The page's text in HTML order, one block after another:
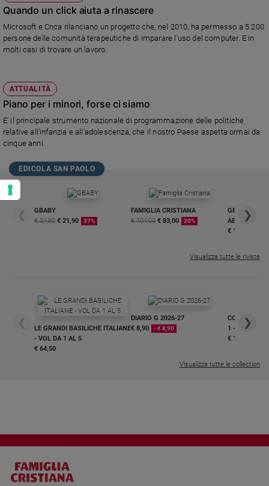
Quando un click aiuta a rinascere
Microsoft e Cnca rilanciano un progetto che, nel 2010, ha permesso a 5.200
persone delle comunità terapeutiche di imparare l'uso del computer. E in
molti casi di trovare un lavoro.
ATTUALITÀ
Piano per i minori, forse ci siamo
E' il principale strumento nazionale di programmazione delle politiche
relative all'infanzia e all'adolescenza, che il nostro Paese aspetta ormai da
cinque anni.
EDICOLA SAN PAOLO
❮
GBABY
€ 34,80 € 21,90 37%
FAMIGLIA CRISTIANA
€ 104,00 € 83,00 20%
GBABY
€ 16,99
❯
Visualizza tutte le riviste
❮
LE GRANDI BASILICHE ITALIANE
- VOL DA 1 AL 5
€ 64,50
DIARIO G 2026-27
€ 8,90
- € 8,90
COLLANA
1 - 2
€ 18,50
❯
Visualizza tutte le collection